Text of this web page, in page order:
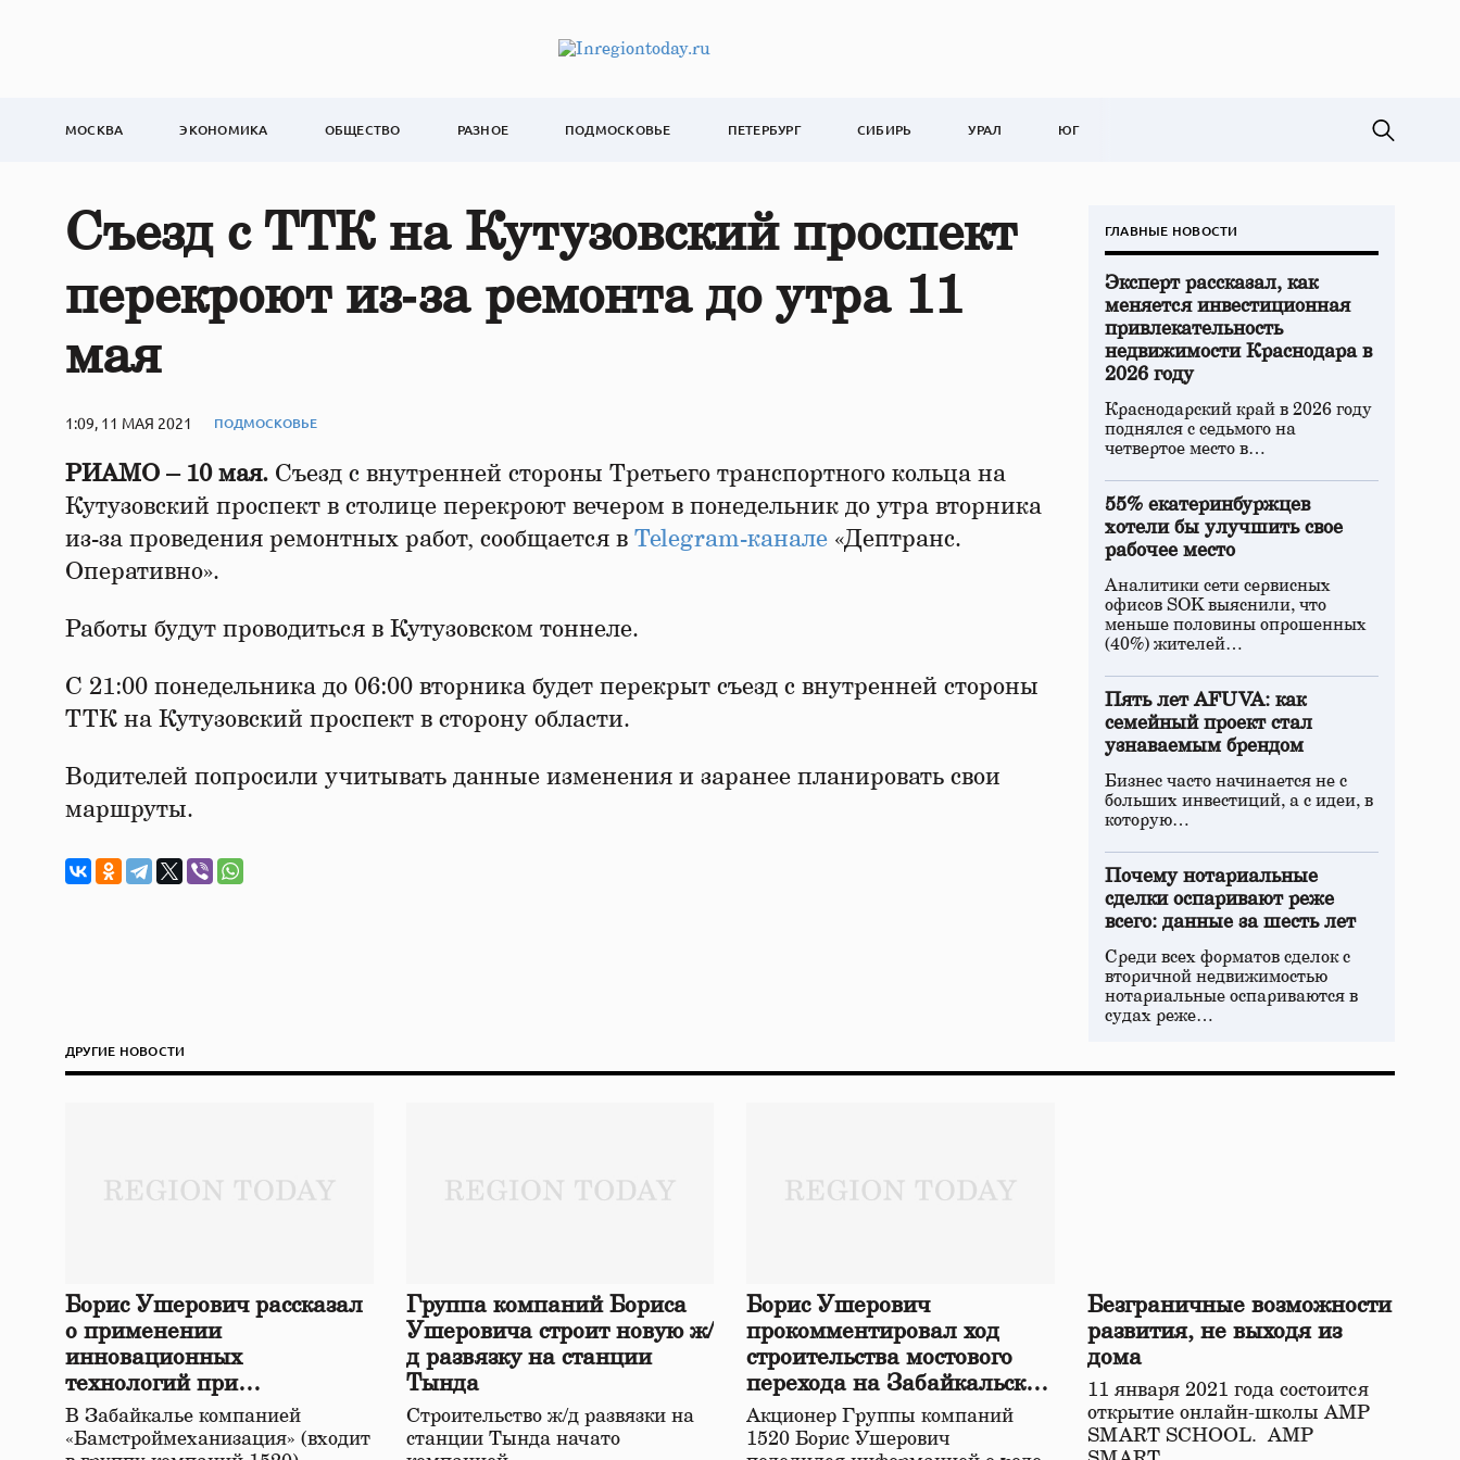
МОСКВА ЭКОНОМИКА ОБЩЕСТВО РАЗНОЕ ПОДМОСКОВЬЕ ПЕТЕРБУРГ СИБИРЬ УРАЛ ЮГ
Съезд с ТТК на Кутузовский проспект
перекроют из‑за ремонта до утра 11
мая
1:09, 11 МАЯ 2021 ПОДМОСКОВЬЕ
РИАМО – 10 мая. Съезд с внутренней стороны Третьего транспортного кольца на
Кутузовский проспект в столице перекроют вечером в понедельник до утра вторника
из-за проведения ремонтных работ, сообщается в Telegram-канале «Дептранс.
Оперативно».
Работы будут проводиться в Кутузовском тоннеле.
С 21:00 понедельника до 06:00 вторника будет перекрыт съезд с внутренней стороны
ТТК на Кутузовский проспект в сторону области.
Водителей попросили учитывать данные изменения и заранее планировать свои
маршруты.
ГЛАВНЫЕ НОВОСТИ
Эксперт рассказал, как
меняется инвестиционная
привлекательность
недвижимости Краснодара в
2026 году
Краснодарский край в 2026 году
поднялся с седьмого на
четвертое место в…
55% екатеринбуржцев
хотели бы улучшить свое
рабочее место
Аналитики сети сервисных
офисов SOK выяснили, что
меньше половины опрошенных
(40%) жителей…
Пять лет AFUVA: как
семейный проект стал
узнаваемым брендом
Бизнес часто начинается не с
больших инвестиций, а с идеи, в
которую…
Почему нотариальные
сделки оспаривают реже
всего: данные за шесть лет
Среди всех форматов сделок с
вторичной недвижимостью
нотариальные оспариваются в
судах реже…
ДРУГИЕ НОВОСТИ
Борис Ушерович рассказал
о применении
инновационных
технологий при
строительстве нового моста
в Забайкалье
В Забайкалье компанией
«Бамстроймеханизация» (входит
Группа компаний Бориса
Ушеровича строит новую ж/
д развязку на станции
Тында
Строительство ж/д развязки на
станции Тында начато
Борис Ушерович
прокомментировал ход
строительства мостового
перехода на Забайкальской
железной дороге
Акционер Группы компаний
1520 Борис Ушерович
Безграничные возможности
развития, не выходя из
дома
11 января 2021 года состоится
открытие онлайн-школы АМР
SMART SCHOOL. АМР